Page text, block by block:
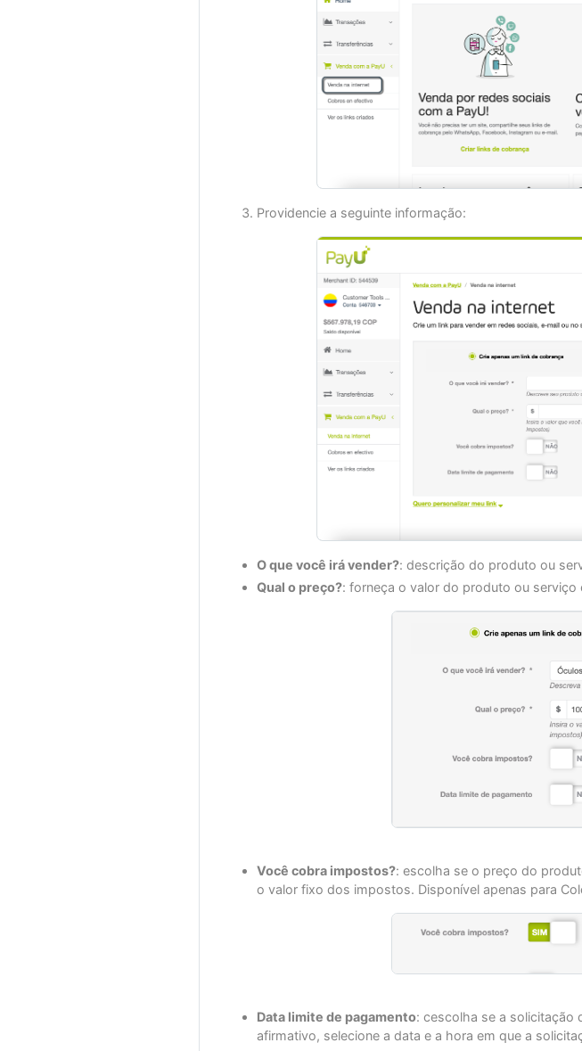
Providencie a seguinte informação:
O que você irá vender?: descrição do produto ou
Qual o preço?: forneça o valor do produto ou serviço
Você cobra impostos?: escolha se o preço do
o valor fixo dos impostos. Disponível apenas para
Data limite de pagamento: cescolha se a solicitação
afirmativo, selecione a data e a hora em que a